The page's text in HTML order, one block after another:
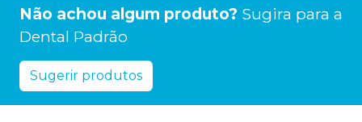
Não achou algum produto? Sugira para a
Dental Padrão
Sugerir produtos